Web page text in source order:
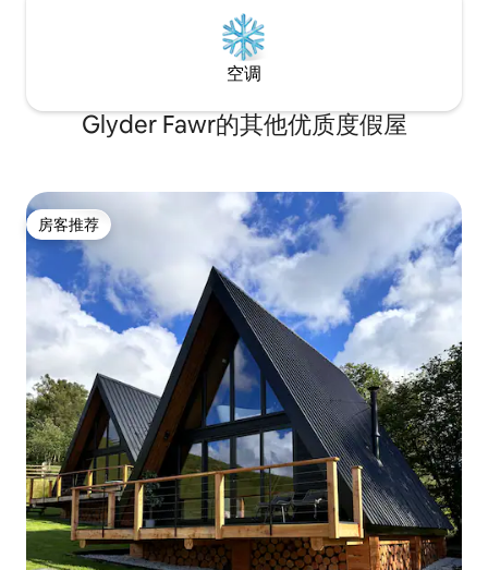
空调
Glyder Fawr的其他优质度假屋
房客推荐
房客推荐